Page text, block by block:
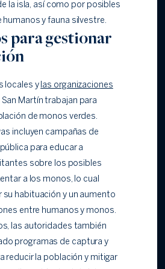
la isla, así como por posibles
y fauna silvestre.
para gestionar
locales y las organizaciones
San Martín trabajan para
de monos verdes.
incluyen campañas de
para educar a
sobre los posibles
a los monos, lo cual
su habituación y un aumento
entre humanos y monos.
las autoridades también
programas de captura y
reducir la población y mitigar